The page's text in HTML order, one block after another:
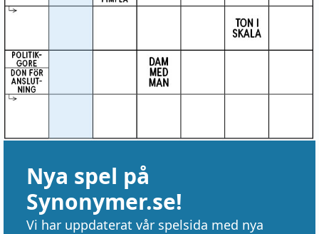
Nya spel på
Synonymer.se!
Vi har uppdaterat vår spelsida med nya